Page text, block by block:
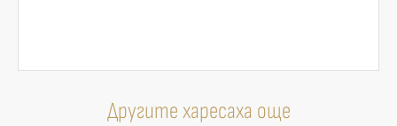
Другите харесаха още